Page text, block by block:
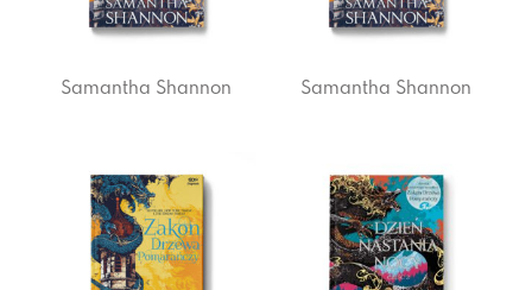
Samantha Shannon Samantha Shannon